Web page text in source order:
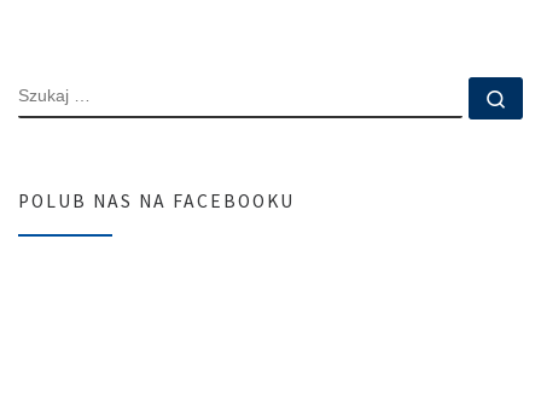
SZUKAJ
POLUB NAS NA FACEBOOKU